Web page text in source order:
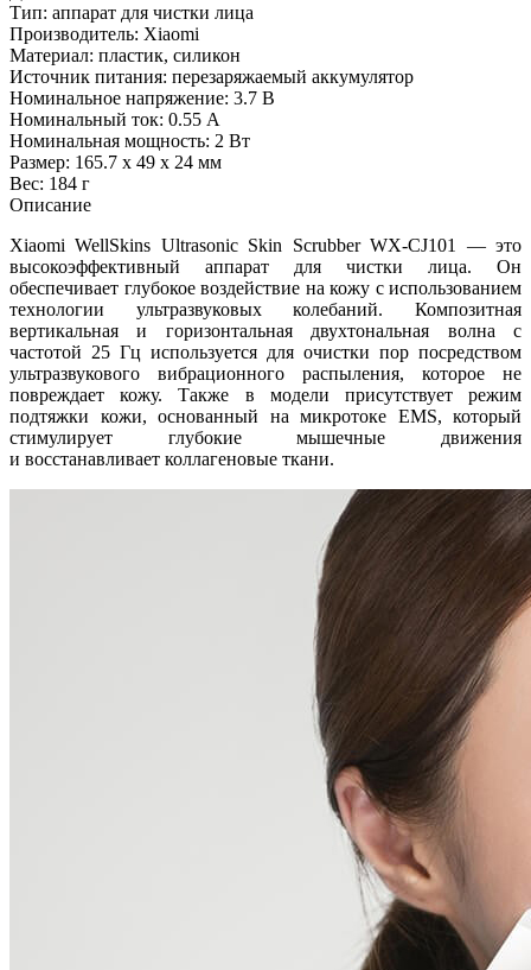
Тип: аппарат для чистки лица
Производитель: Xiaomi
Материал: пластик, силикон
Источник питания: перезаряжаемый аккумулятор
Номинальное напряжение: 3.7 В
Номинальный ток: 0.55 А
Номинальная мощность: 2 Вт
Размер: 165.7 x 49 x 24 мм
Вес: 184 г
Описание
Xiaomi WellSkins Ultrasonic Skin Scrubber WX-CJ101 — это
высокоэффективный аппарат для чистки лица. Он
обеспечивает глубокое воздействие на кожу с использованием
технологии ультразвуковых колебаний. Композитная
вертикальная и горизонтальная двухтональная волна с
частотой 25 Гц используется для очистки пор посредством
ультразвукового вибрационного распыления, которое не
повреждает кожу. Также в модели присутствует режим
подтяжки кожи, основанный на микротоке EMS, который
стимулирует глубокие мышечные движения
и восстанавливает коллагеновые ткани.